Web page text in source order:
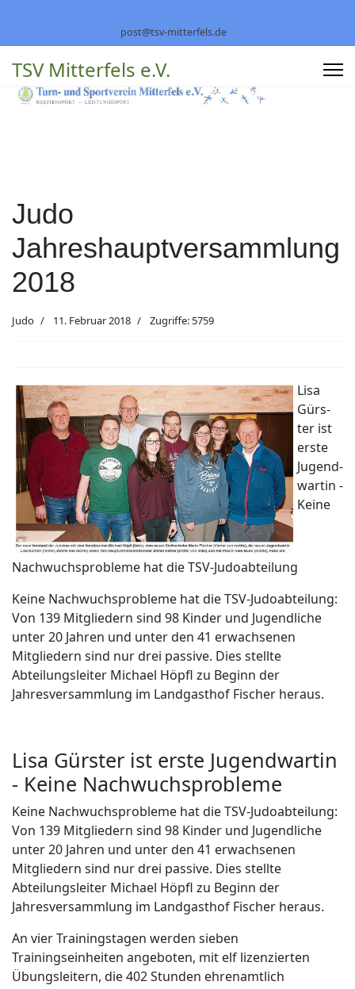
post@tsv-mitterfels.de
TSV Mitterfels e.V.
Judo
Jahreshauptversammlung
2018
Judo 11. Februar 2018 Zugriffe: 5759
Li­sa
Gürs­
ter ist
er­ste
Ju­gend­
war­tin -
Keine
Nachwuchsprobleme hat die TSV-Judoabteilung
Keine Nachwuchsprobleme hat die TSV-Judoabteilung:
Von 139 Mitgliedern sind 98 Kinder und Jugendliche
unter 20 Jahren und unter den 41 erwachsenen
Mitgliedern sind nur drei passive. Dies stellte
Abteilungsleiter Michael Höpfl zu Beginn der
Jahresversammlung im Landgasthof Fischer heraus.
Li­sa Gürs­ter ist er­ste Ju­gend­war­tin
- Kei­ne Nach­wuchs­pro­ble­me
Keine Nachwuchsprobleme hat die TSV-Judoabteilung:
Von 139 Mitgliedern sind 98 Kinder und Jugendliche
unter 20 Jahren und unter den 41 erwachsenen
Mitgliedern sind nur drei passive. Dies stellte
Abteilungsleiter Michael Höpfl zu Beginn der
Jahresversammlung im Landgasthof Fischer heraus.
An vier Trainingstagen werden sieben
Trainingseinheiten angeboten, mit elf lizenzierten
Übungsleitern, die 402 Stunden ehrenamtlich